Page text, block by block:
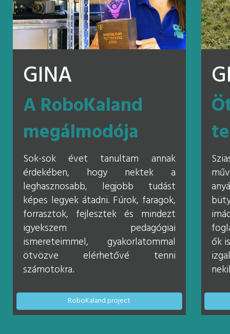
GINA
A RoboKaland
megálmodója
Sok-sok évet tanultam annak
érdekében, hogy nektek a
leghasznosabb, legjobb tudást
képes legyek átadni. Fúrok, faragok,
forrasztok, fejlesztek és mindezt
igyekszem pedagógiai
ismereteimmel, gyakorlatommal
ötvözve elérhetővé tenni
számotokra.
RoboKaland project
ők